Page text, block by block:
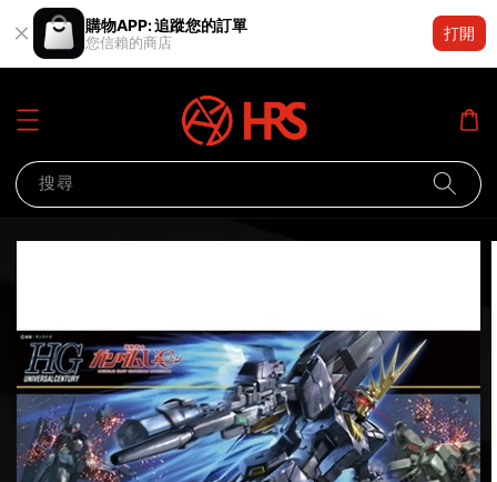
購物APP: 追蹤您的訂單
您信賴的商店
打開
搜尋